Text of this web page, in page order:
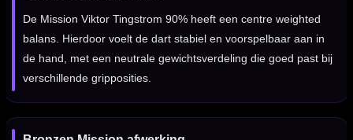
De Mission Viktor Tingstrom 90% heeft een centre weighted
balans. Hierdoor voelt de dart stabiel en voorspelbaar aan in
de hand, met een neutrale gewichtsverdeling die goed past bij
verschillende gripposities.